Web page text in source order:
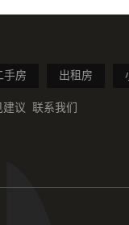
手房 出租房
建议 联系我们